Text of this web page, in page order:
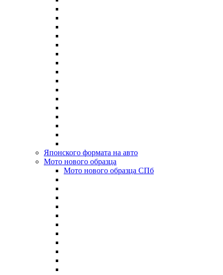
Японского формата на авто
Мото нового образца
Мото нового образца СПб